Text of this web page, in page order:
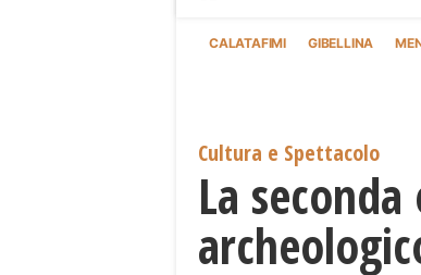
CALATAFIMI GIBELLINA
Cultura e Spettacolo
​La